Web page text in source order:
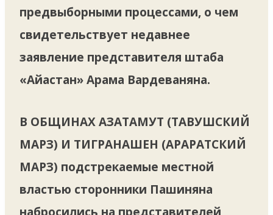
предвыборными процессами, о чем
свидетельствует недавнее
заявление представителя штаба
«Айастан» Арама Вардеваняна.
В ОБЩИНАХ АЗАТАМУТ (ТАВУШСКИЙ
МАРЗ) И ТИГРАНАШЕН (АРАРАТСКИЙ
МАРЗ) подстрекаемые местной
властью сторонники Пашиняна